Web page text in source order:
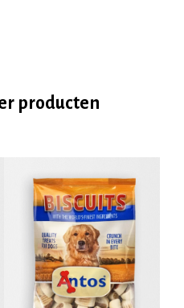
producten